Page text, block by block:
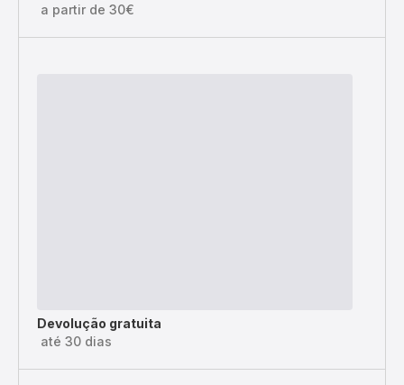
a partir de 30€
Devolução gratuita
até 30 dias